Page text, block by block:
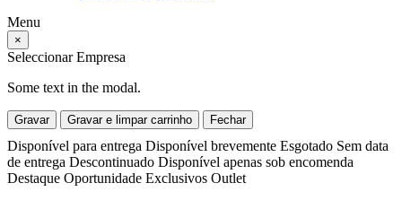
Menu
×
Seleccionar Empresa
Some text in the modal.
Gravar Gravar e limpar carrinho Fechar
Disponível para entrega Disponível brevemente Esgotado Sem data
de entrega Descontinuado Disponível apenas sob encomenda
Destaque Oportunidade Exclusivos Outlet